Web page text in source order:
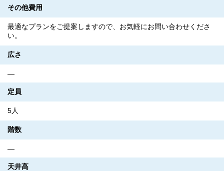
その他費用
最適なプランをご提案しますので、お気軽にお問い合わせくださ
い。
広さ
―
定員
5人
階数
―
天井高